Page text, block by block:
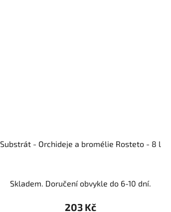
Substrát - Orchideje a bromélie Rosteto - 8 l
Skladem. Doručení obvykle do 6-10 dní.
203 Kč